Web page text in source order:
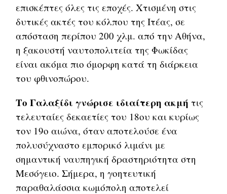
επισκέπτες όλες τις εποχές. Χτισμένη στις
δυτικές ακτές του κόλπου της Ιτέας, σε
απόσταση περίπου 200 χλμ. από την Αθήνα,
η ξακουστή ναυτοπολιτεία της Φωκίδας
είναι ακόμα πιο όμορφη κατά τη διάρκεια
του φθινοπώρου.
Το Γαλαξίδι γνώρισε ιδιαίτερη ακμή τις
τελευταίες δεκαετίες του 18ου και κυρίως
τον 19ο αιώνα, όταν αποτελούσε ένα
πολυσύχναστο εμπορικό λιμάνι με
σημαντική ναυπηγική δραστηριότητα στη
Μεσόγειο. Σήμερα, η γοητευτική
παραθαλάσσια κωμόπολη αποτελεί